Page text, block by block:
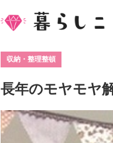
収納・整理整頓
長年のモヤモヤ